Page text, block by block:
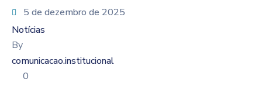
5 de dezembro de 2025
Notícias
By
comunicacao.institucional
0